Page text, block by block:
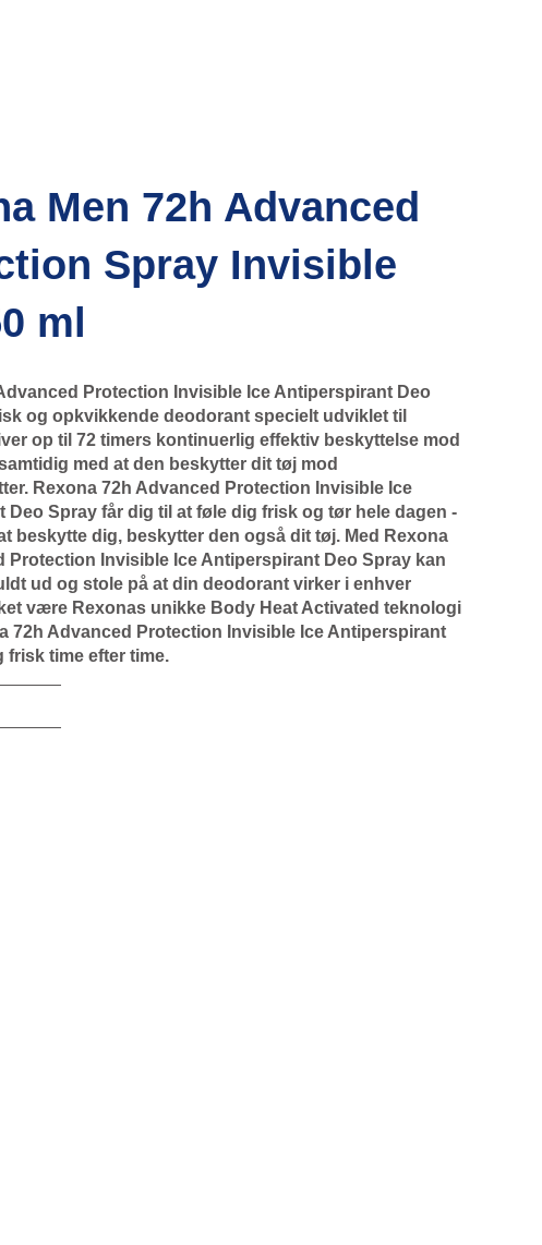
Men 72h Advanced
Spray Invisible
ml
Protection Invisible Ice Antiperspirant Deo
og opkvikkende deodorant specielt udviklet til
op til 72 timers kontinuerlig effektiv beskyttelse mod
med at den beskytter dit tøj mod
Rexona 72h Advanced Protection Invisible Ice
Deo Spray får dig til at føle dig frisk og tør hele dagen -
beskytte dig, beskytter den også dit tøj. Med Rexona
Protection Invisible Ice Antiperspirant Deo Spray kan
ud og stole på at din deodorant virker i enhver
være Rexonas unikke Body Heat Activated teknologi
72h Advanced Protection Invisible Ice Antiperspirant
frisk time efter time.